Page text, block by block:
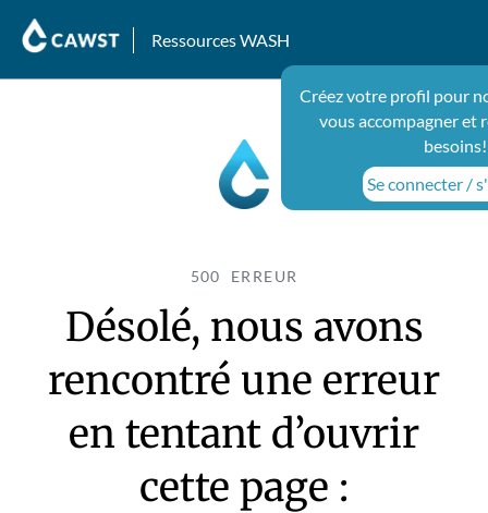
Ressources WASH
Créez votre profil pour
vous accompagner et
besoins!
Se connecter /
500 ERREUR
Désolé, nous avons
rencontré une erreur
en tentant d’ouvrir
cette page :